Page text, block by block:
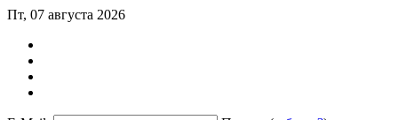
Пт, 07 августа 2026